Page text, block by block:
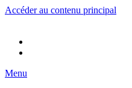
Accéder au contenu principal
Menu